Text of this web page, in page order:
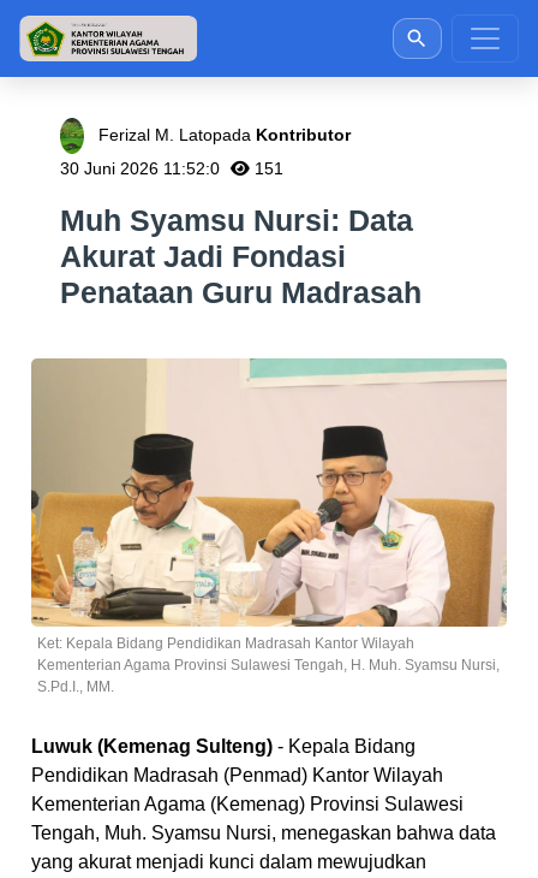
Ferizal M. Latopada Kontributor
30 Juni 2026 11:52:0
151
Muh Syamsu Nursi: Data
Akurat Jadi Fondasi
Penataan Guru Madrasah
Ket: Kepala Bidang Pendidikan Madrasah Kantor Wilayah
Kementerian Agama Provinsi Sulawesi Tengah, H. Muh. Syamsu Nursi,
S.Pd.I., MM.
Luwuk (Kemenag Sulteng) - Kepala Bidang
Pendidikan Madrasah (Penmad) Kantor Wilayah
Kementerian Agama (Kemenag) Provinsi Sulawesi
Tengah, Muh. Syamsu Nursi, menegaskan bahwa data
yang akurat menjadi kunci dalam mewujudkan